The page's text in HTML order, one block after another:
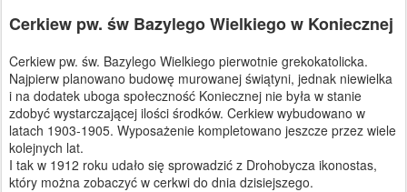
Cerkiew pw. św Bazylego Wielkiego w Koniecznej
Cerkiew pw. św. Bazylego Wielkiego pierwotnie grekokatolicka.
Najpierw planowano budowę murowanej świątyni, jednak niewielka
i na dodatek uboga społeczność Koniecznej nie była w stanie
zdobyć wystarczającej ilości środków. Cerkiew wybudowano w
latach 1903-1905. Wyposażenie kompletowano jeszcze przez wiele
kolejnych lat.
I tak w 1912 roku udało się sprowadzić z Drohobycza ikonostas,
który można zobaczyć w cerkwi do dnia dzisiejszego.